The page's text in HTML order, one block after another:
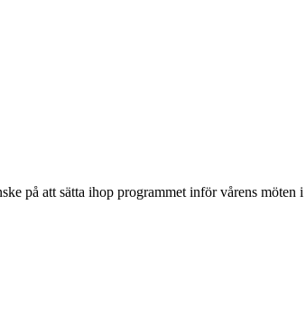
på att sätta ihop programmet inför vårens möten